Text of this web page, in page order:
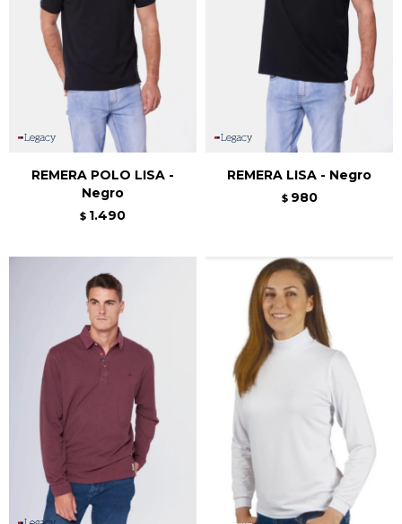
REMERA POLO LISA -
Negro
$ 1.490
REMERA LISA - Negro
$ 980